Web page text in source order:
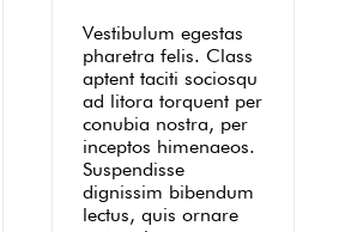
Vestibulum egestas
pharetra felis. Class
aptent taciti sociosqu
ad litora torquent per
conubia nostra, per
inceptos himenaeos.
Suspendisse
dignissim bibendum
lectus, quis ornare